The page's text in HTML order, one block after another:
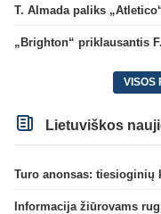
VISOS
Lietuviškos
Turo anonsas: tiesioginių
Informacija žiūrovams